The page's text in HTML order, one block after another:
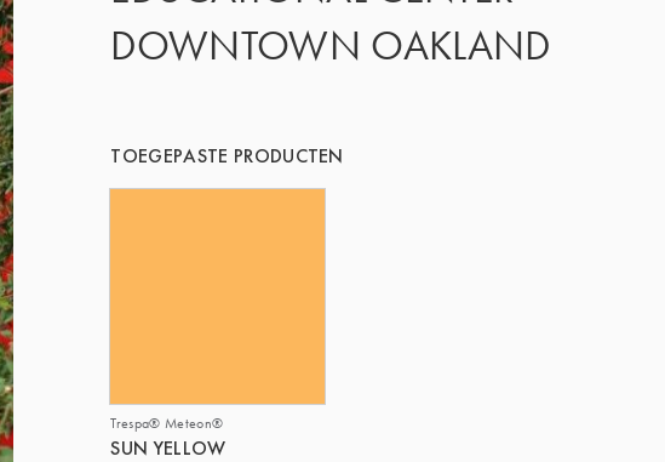
DOWNTOWN OAKLAND
TOEGEPASTE PRODUCTEN
Trespa® Meteon®
SUN YELLOW